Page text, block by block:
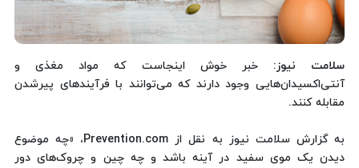
سلامت نیوز: خبر خوش اینجاست که مواد مغذی و
آنتی‌اکسیدان‌هایی وجود دارند که می‌توانند با فرآیندهای پیرشدن
مقابله کنند.
به گزارش سلامت نیوز به نقل از Prevention.com، «چه موضوع
دیدن یک موی سفید در آینه باشد و چه چین و چروک‌های دور